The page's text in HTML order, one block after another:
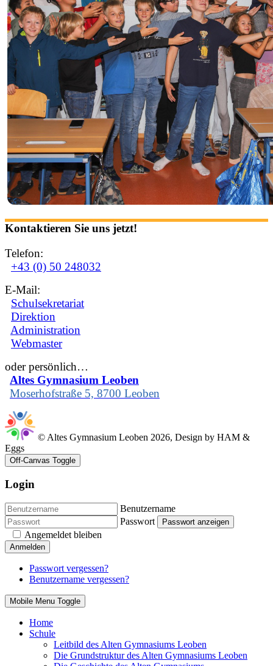
Kontaktieren Sie uns jetzt!
Telefon:
+43 (0) 50 248032
E-Mail:
Schulsekretariat
Direktion
Administration
Webmaster
oder persönlich…
Altes Gymnasium Leoben
Moserhofstraße 5, 8700 Leoben
© Altes Gymnasium Leoben 2026, Design by HAM &
Eggs
Off-Canvas Toggle
Login
Benutzername
Passwort
Passwort anzeigen
Angemeldet bleiben
Anmelden
Passwort vergessen?
Benutzername vergessen?
Mobile Menu Toggle
Home
Schule
Leitbild des Alten Gymnasiums Leoben
Die Grundstruktur des Alten Gymnasiums Leoben